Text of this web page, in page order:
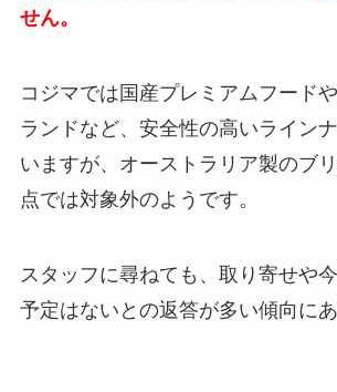
せん。
コジマでは国産プレミアムフード
ランドなど、安全性の高いライン
いますが、オーストラリア製のブ
点では対象外のようです。
スタッフに尋ねても、取り寄せや
予定はないとの返答が多い傾向にあ